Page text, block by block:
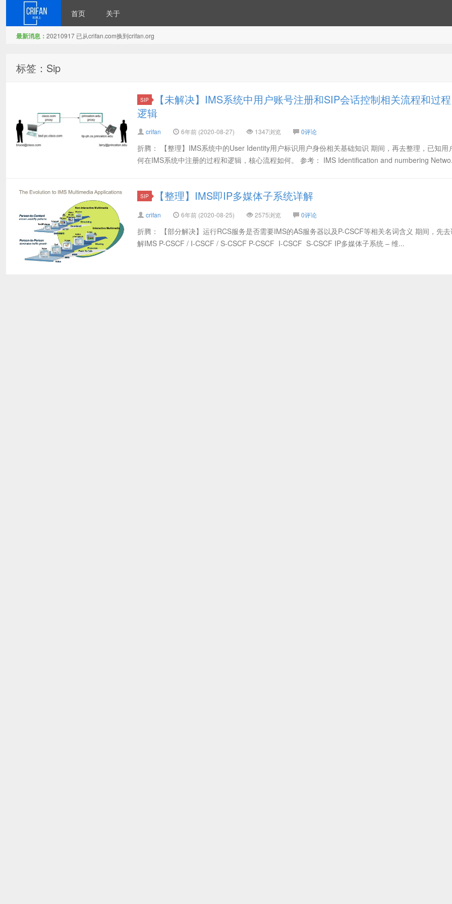
首页 关于
最新消息： 20210917 已从crifan.com换到crifan.org
标签：Sip
SIP
【未解决】IMS系统中用户账号注册和SIP会话控制相关流程和过程
逻辑
crifan 6年前 (2020-08-27) 1347浏览 0评论
折腾： 【整理】IMS系统中的User Identity用户标识用户身份相关基础知识 期间，再去整理，已知用
何在IMS系统中注册的过程和逻辑，核心流程如何。 参考： IMS Identification and numbering
SIP 【整理】IMS即IP多媒体子系统详解
crifan 6年前 (2020-08-25) 2575浏览 0评论
折腾： 【部分解决】运行RCS服务是否需要IMS的AS服务器以及P-CSCF等相关名词含义 期间，先
解IMS P-CSCF / I-CSCF / S-CSCF P-CSCF I-CSCF S-CSCF IP多媒体子系统 – 维...